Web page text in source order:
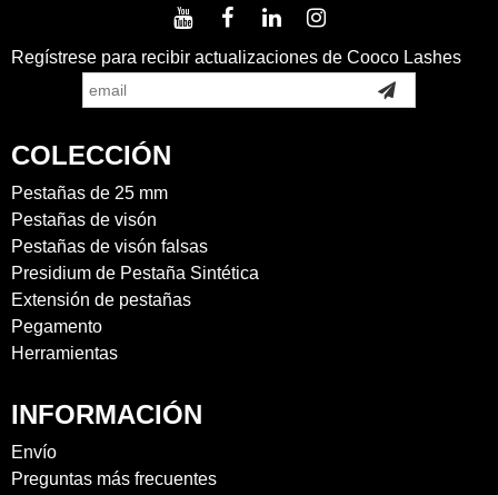
Regístrese para recibir actualizaciones de Cooco Lashes
COLECCIÓN
Pestañas de 25 mm
Pestañas de visón
Pestañas de visón falsas
Presidium de Pestaña Sintética
Extensión de pestañas
Pegamento
Herramientas
INFORMACIÓN
Envío
Preguntas más frecuentes